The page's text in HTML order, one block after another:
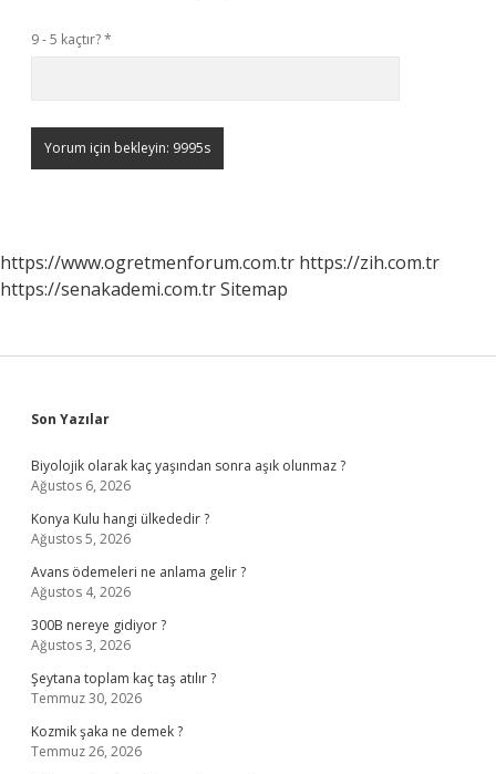
9 - 5 kaçtır?*
https://www.ogretmenforum.com.tr https://zih.com.tr
https://senakademi.com.trSitemap
Sidebar
Son Yazılar
Biyolojik olarak kaç yaşından sonra aşık olunmaz ?
Ağustos 6, 2026
Konya Kulu hangi ülkededir ?
Ağustos 5, 2026
Avans ödemeleri ne anlama gelir ?
Ağustos 4, 2026
300B nereye gidiyor ?
Ağustos 3, 2026
Şeytana toplam kaç taş atılır ?
Temmuz 30, 2026
Kozmik şaka ne demek ?
Temmuz 26, 2026